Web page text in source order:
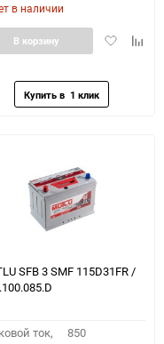
в наличии
Добавить
В корзину
SFB 3 SMF 115D31FR /
ток,
850